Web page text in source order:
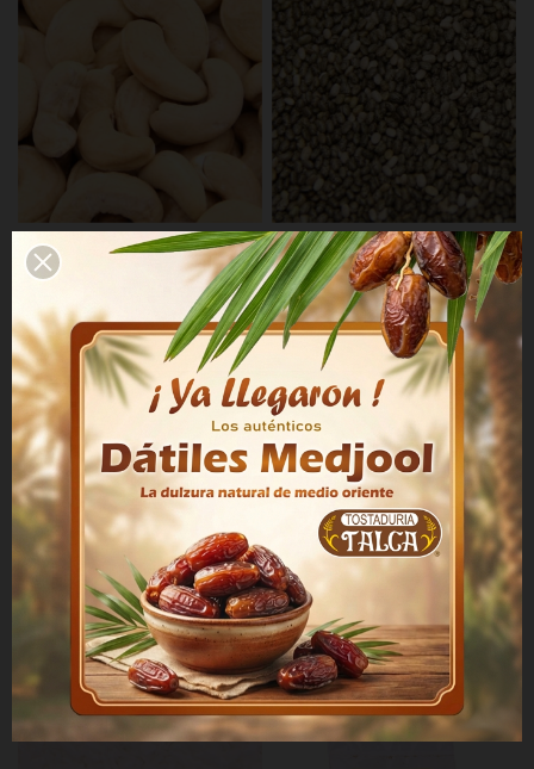
Castañas de Cajú Tostadas 200
g
Chía Semillas 500 g
$ 3.500
Fuera de stock
Ciruelas con Carozo 500 g
$ 3.600
Ciruelas sin Carozo 500 g
$ 5.600